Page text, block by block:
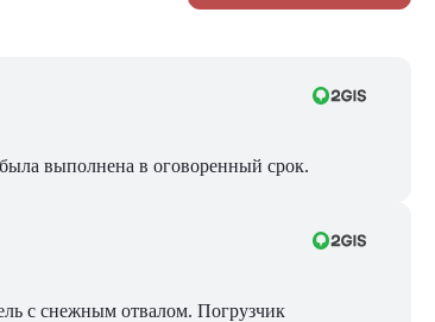
выполнена в оговоренный срок.
с снежным отвалом. Погрузчик